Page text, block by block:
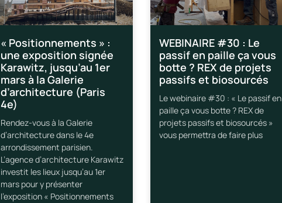
« Positionnements » :
une exposition signée
Karawitz, jusqu’au 1er
mars à la Galerie
d’architecture (Paris
4e)
Rendez-vous à la Galerie
d’architecture dans le 4e
arrondissement parisien.
L’agence d’architecture Karawitz
investit les lieux jusqu’au 1er
mars pour y présenter
l’exposition « Positionnements
WEBINAIRE #30 : Le
passif en paille ça vous
botte ? REX de projets
passifs et biosourcés
Le webinaire #30 : « Le passif en
paille ça vous botte ? REX de
projets passifs et biosourcés »
vous permettra de faire plus